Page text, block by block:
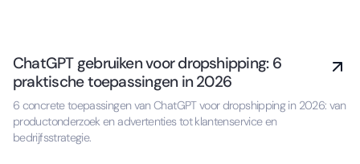
ChatGPT gebruiken voor dropshipping: 6
praktische toepassingen in 2026
6 concrete toepassingen van ChatGPT voor dropshipping in 2026: van
productonderzoek en advertenties tot klantenservice en
bedrijfsstrategie.